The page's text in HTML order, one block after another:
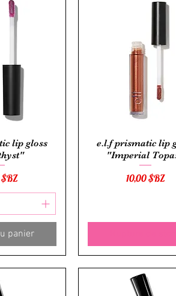
lip gloss
$BZ
panier
Aperçu rapide
e.l.f prismatic lip
"Imperial
Prix
10,00 $BZ